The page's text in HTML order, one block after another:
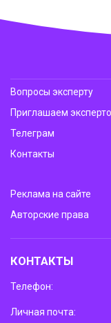
Вопросы эксперту
Приглашаем
Телеграм
Контакты
Реклама на сайте
Авторские права
КОНТАКТЫ
Телефон:
Личная почта: